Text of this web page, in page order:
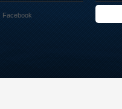
Facebook